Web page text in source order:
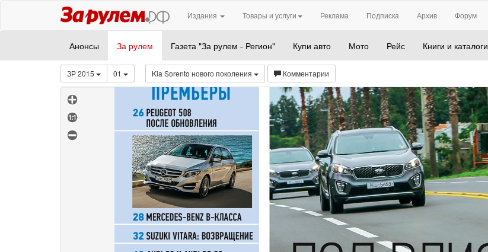
Издания Товары и услуги Реклама Подписка Архив Форум
Анонсы За рулем Газета "За рулем - Регион" Купи авто Мото Рейс Книги и каталоги
ЗР 2015 01 Kia Sorento нового поколения Комментарии